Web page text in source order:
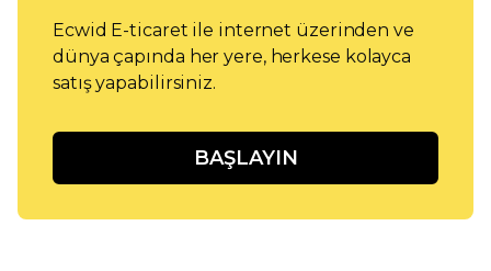
Ecwid E-ticaret ile internet üzerinden ve
dünya çapında her yere, herkese kolayca
satış yapabilirsiniz.
BAŞLAYIN